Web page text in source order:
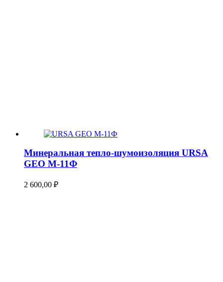
Минеральная тепло-шумоизоляция URSA
GEO М-11Ф
2 600,00 ₽